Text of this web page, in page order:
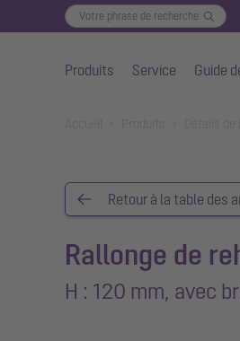
Produits Service Guide
Retour à la table des
Rallonge de
H : 120 mm, avec